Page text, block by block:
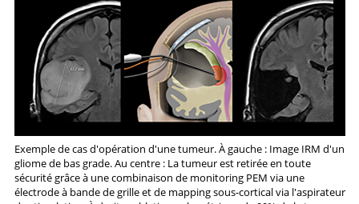
dynamic mapping of the corticospinal tract during
surgery of motor eloquent brain tumors: evaluation of
a new method.
monopolar mapping during 5-ALA-guided resections of
glioblastomas adjacent to motor eloquent areas:
evaluation of resection rates and neurological
outcome.
resection and preserving function: modern concepts of
glioma surgery.
monopolar motor mapping and a comprehensive guide
to continuous dynamic motor mapping for resection of
motor eloquent brain tumors
Exemple de cas d'opération d'une tumeur. À gauche : Image IRM d'un
gliome de bas grade. Au centre : La tumeur est retirée en toute
sécurité grâce à une combinaison de monitoring PEM via une
électrode à bande de grille et de mapping sous-cortical via l'aspirateur